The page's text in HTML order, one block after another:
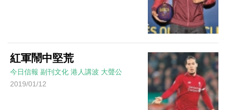
紅軍鬧中堅荒
今日信報 副刊文化 港人講波 大聲公
2019/01/12